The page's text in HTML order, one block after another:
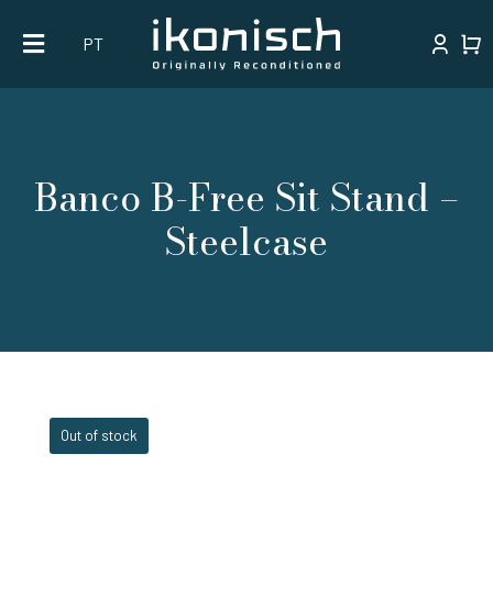
content
PT
Banco B-Free Sit Stand –
Steelcase
Out of stock